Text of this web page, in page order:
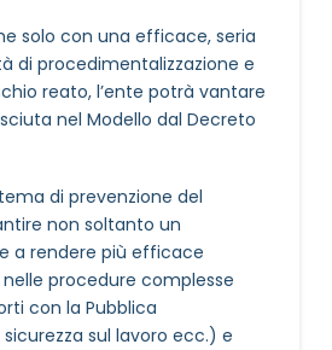
solo con una efficace, seria
di procedimentalizzazione e
reato, l’ente potrà vantare
nel Modello dal Decreto
di prevenzione del
non soltanto un
a rendere più efficace
nelle procedure complesse
con la Pubblica
sul lavoro ecc.) e